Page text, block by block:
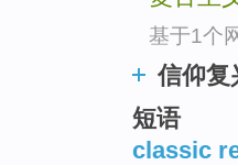
基于1个
信仰复
短语
classic